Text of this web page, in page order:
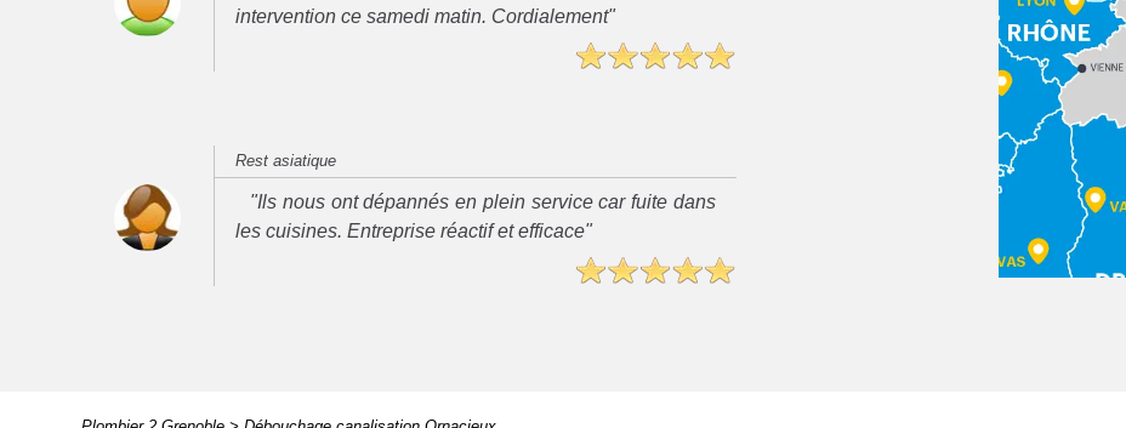
intervention ce samedi matin. Cordialement"
Rest asiatique
"Ils nous ont dépannés en plein service car fuite dans
les cuisines. Entreprise réactif et efficace"